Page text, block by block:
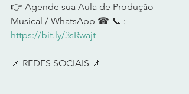
👉 Agende sua Aula de Produção
Musical / WhatsApp ☎ 📞 :
https://bit.ly/3sRwajt
📌 REDES SOCIAIS 📌